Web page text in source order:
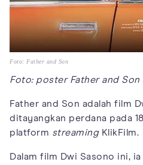
Foto: Father and Son
Foto: poster Father and
Father and Son adalah film
ditayangkan perdana pada
platform streamingKlikFilm.
Dalam film Dwi Sasono ini,